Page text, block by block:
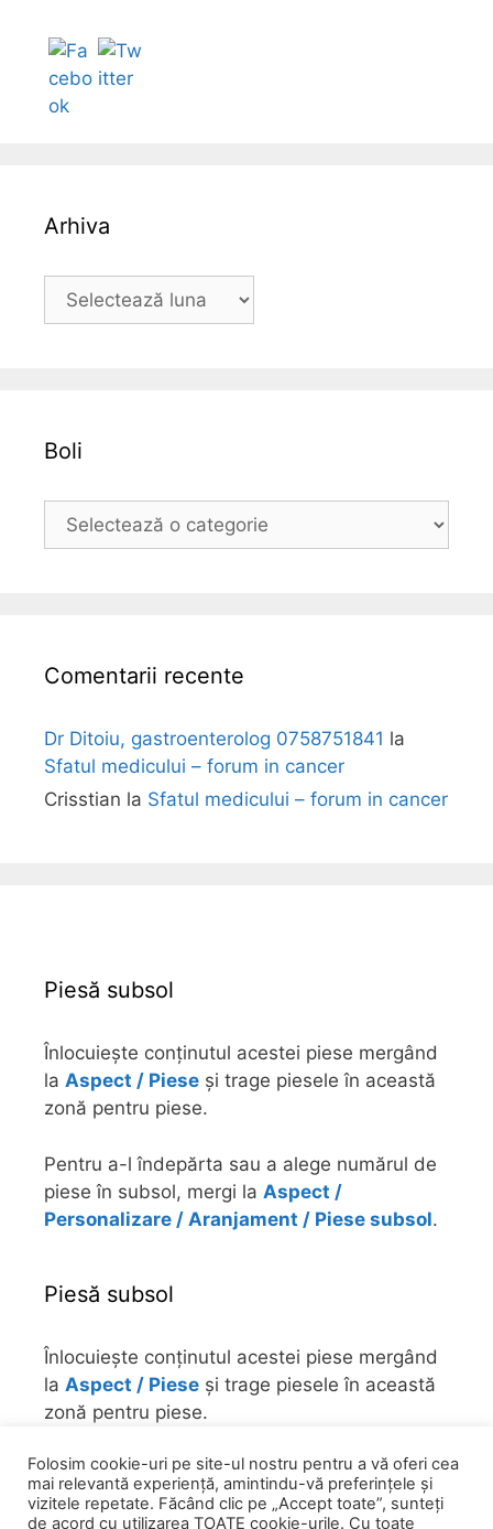
Arhiva
Boli
Comentarii recente
Dr Ditoiu, gastroenterolog 0758751841 la
Sfatul medicului – forum in cancer
Crisstian la Sfatul medicului – forum in cancer
Piesă subsol
Înlocuiește conținutul acestei piese mergând
la Aspect / Piese și trage piesele în această
zonă pentru piese.
Pentru a-l îndepărta sau a alege numărul de
piese în subsol, mergi la Aspect /
Personalizare / Aranjament / Piese subsol.
Piesă subsol
Înlocuiește conținutul acestei piese mergând
la Aspect / Piese și trage piesele în această
zonă pentru piese.
Pentru a-l îndepărta sau a alege numărul de
piese în subsol, mergi laAspect /
Personalizare / Aranjament / Piese subsol
Folosim cookie-uri pe site-ul nostru pentru a vă oferi cea
mai relevantă experiență, amintindu-vă preferințele și
vizitele repetate. Făcând clic pe „Accept toate”, sunteți
de acord cu utilizarea TOATE cookie-urile. Cu toate